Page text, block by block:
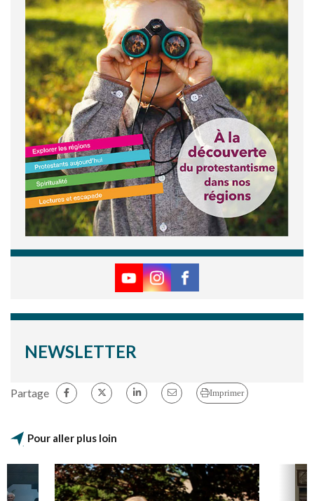
NEWSLETTER
Partage Imprimer
Pour aller plus loin